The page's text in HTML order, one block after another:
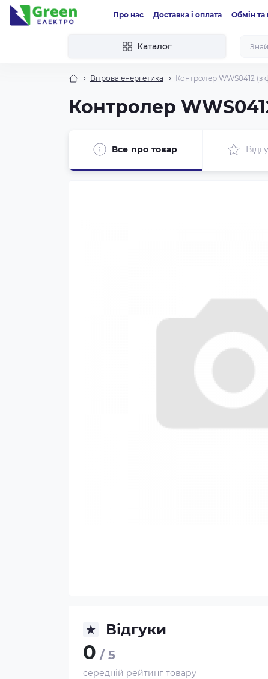
Про нас Доставка і оплата Обмін та
Каталог
Вітрова енергетика Контролер WWS0412 (з
Контролер
Все про товар
Відгуки
0 / 5
середній рейтинг товару